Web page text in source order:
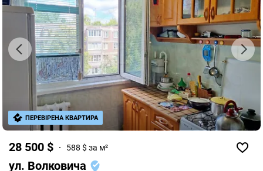
28 500 $ 588 $ за м²
ул. Волковича
ПЕРЕВІРЕНА КВАРТИРА